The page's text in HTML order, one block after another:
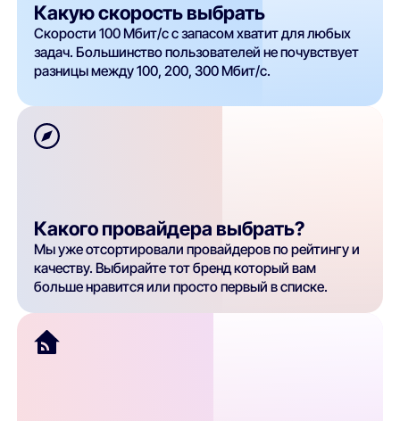
Какую скорость выбрать
Скорости 100 Мбит/с с запасом хватит для любых
задач. Большинство пользователей не почувствует
разницы между 100, 200, 300 Мбит/с.
Какого провайдера выбрать?
Мы уже отсортировали провайдеров по рейтингу и
качеству. Выбирайте тот бренд который вам
больше нравится или просто первый в списке.